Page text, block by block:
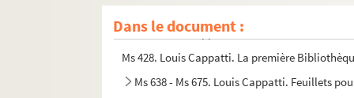
Dans le document :
Ms 418. Louis Cappatti. Table de ses oeuvres.
Ms 419. Louis Cappatti. Herzen à Nice.
Ms 428. Louis Cappatti. La première
Ms 638 - Ms 675. Louis Cappatti. Feuillets